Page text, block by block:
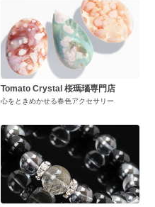
Tomato Crystal 桜瑪瑙専門店
心をときめかせる春色アクセサリー